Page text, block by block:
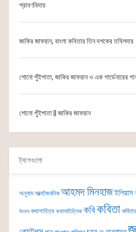
শ্রাবণবিদায়
জাকির জাফরান, বাংলা কবিতার তিন দশকের তবিলদার
শোনো পুঁইপাতা, জাকির জাফরান ও এক গার্ডেনারের
শোনো পুঁইপাতা || জাকির জাফরান
ট্যাগগুলো
অনুবাদ আত্মজৈবনিক আহমদ মিনহাজ
উৎসব কথাসাহিত্য কথাসাহিত্যিক কবিকবিতা